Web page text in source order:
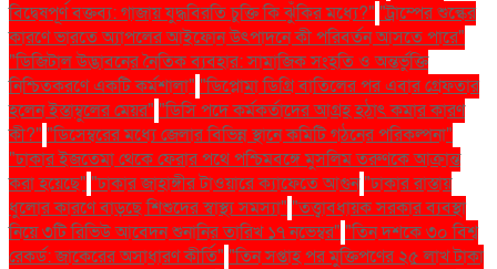
বিদ্বেষপূর্ণ বক্তব্য: গাজায় যুদ্ধবিরতি চুক্তি কি ঝুঁকির মধ্যে?" "ট্রাম্পের শুল্কের
কারণে ভারতে অ্যাপলের আইফোন উৎপাদনে কী পরিবর্তন আসতে পারে"
"ডিজিটাল উদ্ভাবনের নৈতিক ব্যবহার: সামাজিক সংহতি ও অন্তর্ভুক্তি
নিশ্চিতকরণে একটি কর্মশালা" "ডিপ্লোমা ডিগ্রি বাতিলের পর এবার গ্রেফতার
হলেন ইস্তাম্বুলের মেয়র" "ডিসি পদে কর্মকর্তাদের আগ্রহ হঠাৎ কমার কারণ
কী?" "ডিসেম্বরের মধ্যে জেলার বিভিন্ন স্থানে কমিটি গঠনের পরিকল্পনা"
"ঢাকার ইজতেমা থেকে ফেরার পথে পশ্চিমবঙ্গে মুসলিম তরুণকে আক্রান্ত
করা হয়েছে" "ঢাকার জাহাঙ্গীর টাওয়ারে ক্যাফেতে আগুন"ঢাকার রাস্তায়
ধুলোর কারণে বাড়ছে শিশুদের স্বাস্থ্য সমস্যা" "তত্ত্বাবধায়ক সরকার ব্যবস্থা
নিয়ে ৩টি রিভিউ আবেদন শুনানির তারিখ ১৭ নভেম্বর" "তিন দশকে ৩০ বিশ্ব
রেকর্ড: জাকেরের অসাধারণ কীর্তি" "তিন সপ্তাহ পর মুক্তিপণের ২৫ লাখ টাকা